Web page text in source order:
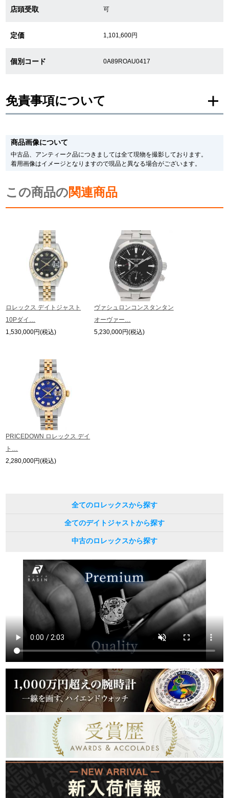
商品画像について
中古品、アンティーク品につきましては全て現物を撮影しております。
着用画像はイメージとなりますので現品と異なる場合がございます。
この商品の関連商品
ロレックス デイトジャスト
10Pダイ…
1,530,000円(税込)
PRICEDOWN ロレックス デイ
ト…
2,280,000円(税込)
ヴァシュロンコンスタンタン
オーヴァー…
5,230,000円(税込)
全てのロレックスから探す
全てのデイトジャストから探す
中古のロレックスから探す
店頭受取 可
定価 1,101,600円
個別コード 0A89ROAU0417
免責事項について
メーカー保護シールの有無に個体差がございますのでご了承下さいませ。
また、メーカーにてマイナーチェンジがなされる場合がございますが、在庫品
の仕様で販売させていただきますので予めご了承の程お願いいたします。
尚、中古品、アンティーク品につきましては現品を撮影しております。
ます。
の掲載を控えております。
※当店では店頭販売も行っております為、サイトでのご注文と店頭処理との時
間差で在庫切れになる場合がございます。
予めご了承くださいませ。
また、ご来店にてご購入を希望される場合にも、事前に在庫の確認をお電話か
メールにてお問い合わせいただけますようお願いいたします。
※アンティーク品やユーズド品の場合、外装および内部機械に代替部品を使用
している場合がございます。
※表示の定価は、入荷時の価格となっております。
現在の定価と異なる場合がございますのでご了承くださいませ。